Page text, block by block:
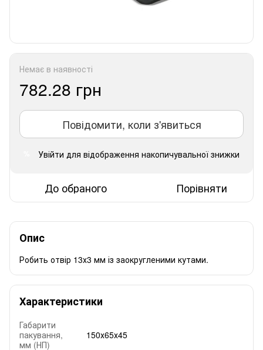
Немає в наявності
782.28 грн
Повідомити, коли з'явиться
Увійти для відображення накопичувальної знижки
До обраного Порівняти
Опис
Робить отвір 13х3 мм із заокругленими кутами.
Характеристики
Габарити
пакування,
мм (НП)
150х65х45